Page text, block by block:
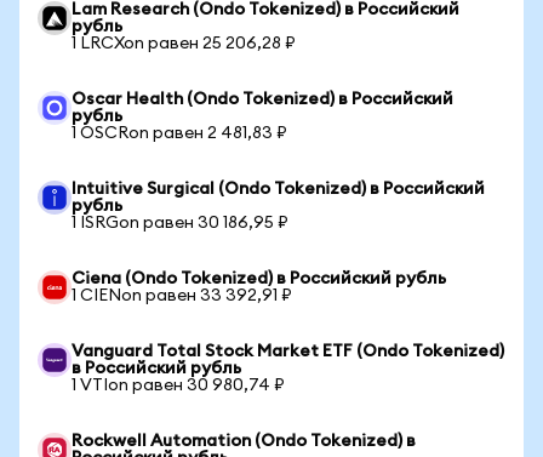
Lam Research (Ondo Tokenized) в Российский
рубль
1 LRCXon равен 25 206,28 ₽
Oscar Health (Ondo Tokenized) в Российский
рубль
1 OSCRon равен 2 481,83 ₽
Intuitive Surgical (Ondo Tokenized) в Российский
рубль
1 ISRGon равен 30 186,95 ₽
Ciena (Ondo Tokenized) в Российский рубль
1 CIENon равен 33 392,91 ₽
Vanguard Total Stock Market ETF (Ondo Tokenized)
в Российский рубль
1 VTIon равен 30 980,74 ₽
Rockwell Automation (Ondo Tokenized) в